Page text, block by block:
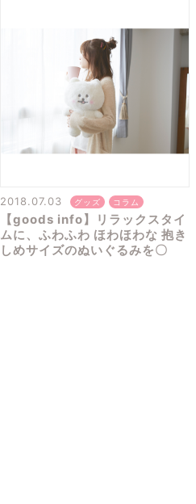
2018.07.03 グッズ コラム
【goods info】リラックスタイ
ムに、ふわふわ ほわほわな 抱き
しめサイズのぬいぐるみを〇